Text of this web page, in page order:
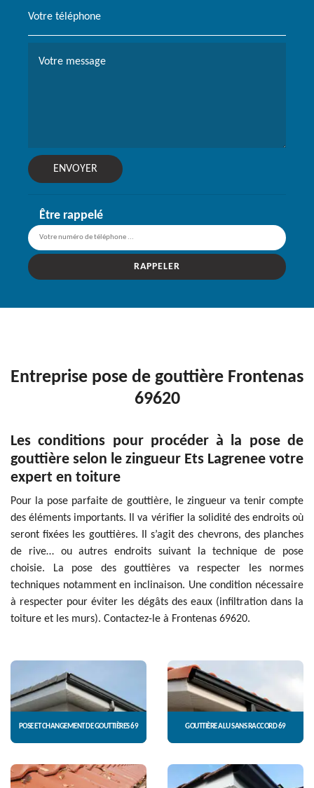
Être rappelé
Entreprise pose de gouttière Frontenas
69620
Les conditions pour procéder à la pose de
gouttière selon le zingueur Ets Lagrenee votre
expert en toiture
Pour la pose parfaite de gouttière, le zingueur va tenir compte
des éléments importants. Il va vérifier la solidité des endroits où
seront fixées les gouttières. Il s’agit des chevrons, des planches
de rive… ou autres endroits suivant la technique de pose
choisie. La pose des gouttières va respecter les normes
techniques notamment en inclinaison. Une condition nécessaire
à respecter pour éviter les dégâts des eaux (infiltration dans la
toiture et les murs). Contactez-le à Frontenas 69620.
POSE ET CHANGEMENT DE GOUTTIÈRES 69 GOUTTIÈRE ALU SANS RACCORD 69